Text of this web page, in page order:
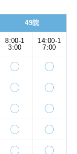
49院
8:00-1
3:00
14:00-1
7:00
〇 〇
〇 〇
〇 〇
〇 〇
〇 〇